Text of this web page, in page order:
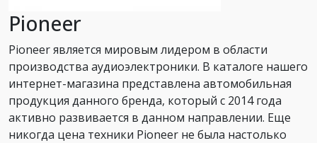
Pioneer
Pioneer является мировым лидером в области
производства аудиоэлектроники. В каталоге нашего
интернет-магазина представлена автомобильная
продукция данного бренда, который с 2014 года
активно развивается в данном направлении. Еще
никогда цена техники Pioneer не была настолько